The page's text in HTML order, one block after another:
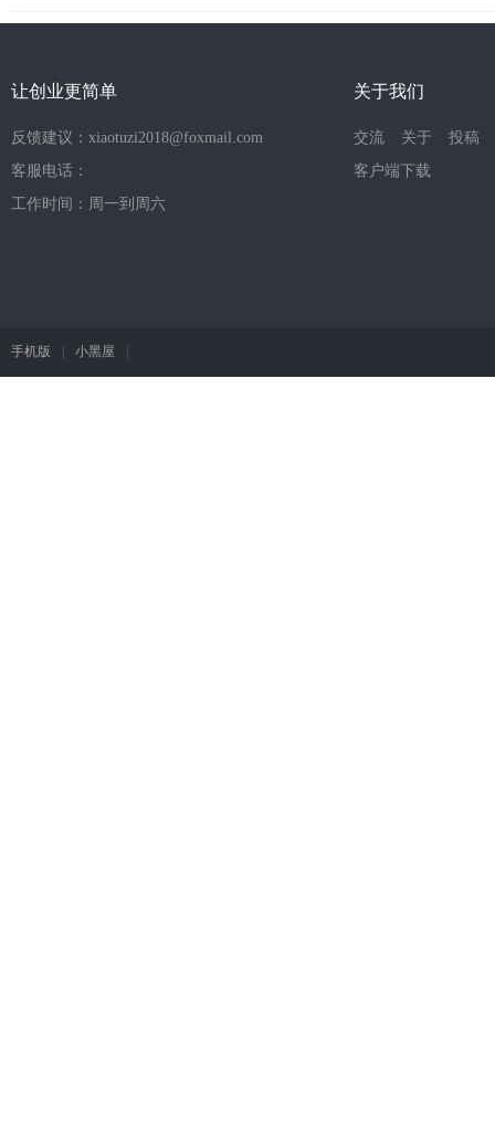
让创业更简单
反馈建议：xiaotuzi2018@foxmail.com
客服电话：
工作时间：周一到周六
关于我们
交流 关于
投稿
客户端下载
手机版 | 小黑屋 |